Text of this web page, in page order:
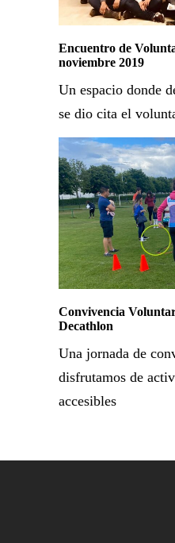
Encuentro de
noviembre 2019
Un espacio donde
se dio cita el
Convivencia
Decathlon
Una jornada de
disfrutamos de
accesibles